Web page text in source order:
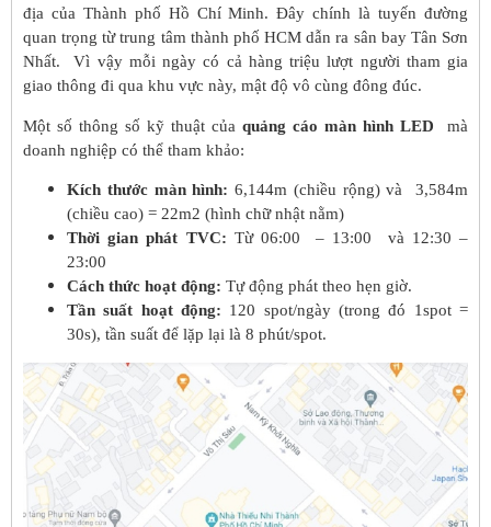
địa của Thành phố Hồ Chí Minh. Đây chính là tuyến đường
quan trọng từ trung tâm thành phố HCM dẫn ra sân bay Tân Sơn
Nhất. Vì vậy mỗi ngày có cả hàng triệu lượt người tham gia
giao thông đi qua khu vực này, mật độ vô cùng đông đúc.
Một số thông số kỹ thuật của quảng cáo màn hình LED
mà
doanh nghiệp có thể tham khảo:
Kích thước màn hình: 6,144m (chiều rộng) và 3,584m
(chiều cao) = 22m2 (hình chữ nhật nằm)
Thời gian phát TVC: Từ 06:00 – 13:00 và 12:30 –
23:00
Cách thức hoạt động: Tự động phát theo hẹn giờ.
Tần suất hoạt động: 120 spot/ngày (trong đó 1spot =
30s), tần suất để lặp lại là 8 phút/spot.